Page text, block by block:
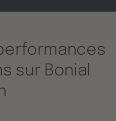
sur Bonial